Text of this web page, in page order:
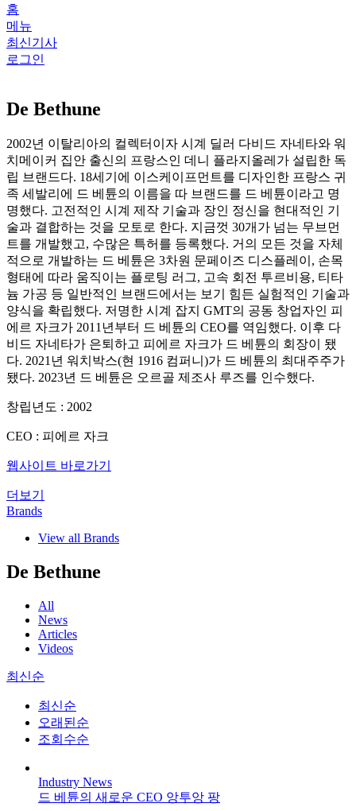
홈
메뉴
최신기사
로그인
De Bethune
2002년 이탈리아의 컬렉터이자 시계 딜러 다비드 자네타와 워
치메이커 집안 출신의 프랑스인 데니 플라지올레가 설립한 독
립 브랜드다. 18세기에 이스케이프먼트를 디자인한 프랑스 귀
족 세발리에 드 베튠의 이름을 따 브랜드를 드 베튠이라고 명
명했다. 고전적인 시계 제작 기술과 장인 정신을 현대적인 기
술과 결합하는 것을 모토로 한다. 지금껏 30개가 넘는 무브먼
트를 개발했고, 수많은 특허를 등록했다. 거의 모든 것을 자체
적으로 개발하는 드 베튠은 3차원 문페이즈 디스플레이, 손목
형태에 따라 움직이는 플로팅 러그, 고속 회전 투르비용, 티타
늄 가공 등 일반적인 브랜드에서는 보기 힘든 실험적인 기술과
양식을 확립했다. 저명한 시계 잡지 GMT의 공동 창업자인 피
에르 자크가 2011년부터 드 베튠의 CEO를 역임했다. 이후 다
비드 자네타가 은퇴하고 피에르 자크가 드 베튠의 회장이 됐
다. 2021년 워치박스(현 1916 컴퍼니)가 드 베튠의 최대주주가
됐다. 2023년 드 베튠은 오르골 제조사 루즈를 인수했다.
창립년도 : 2002
CEO : 피에르 자크
웹사이트 바로가기
더보기
Brands
View all Brands
De Bethune
All
News
Articles
Videos
최신순
최신순
오래된순
조회수순
Industry News
드 베튠의 새로운 CEO 앙투앙 팡